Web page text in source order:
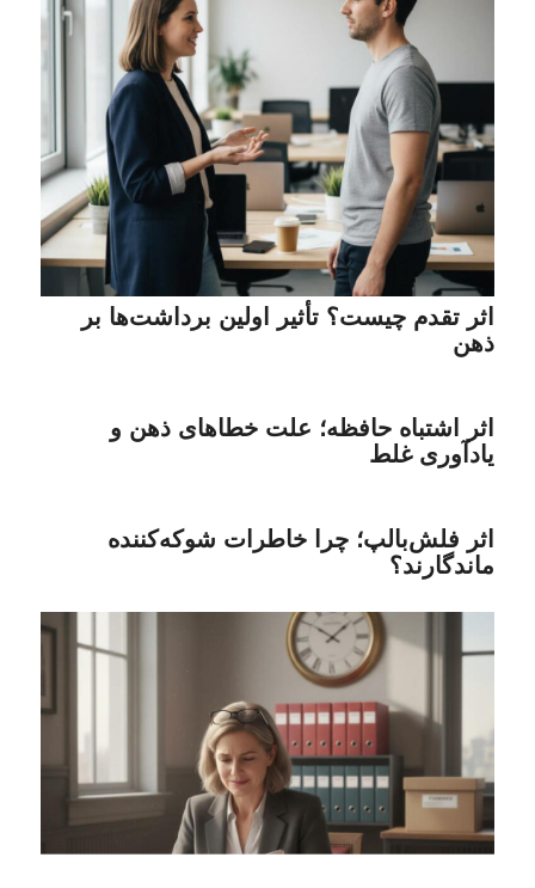
اثر تقدم چیست؟ تأثیر اولین برداشت‌ها بر
ذهن
اثر اشتباه حافظه؛ علت خطاهای ذهن و
یادآوری غلط
اثر فلش‌بالپ؛ چرا خاطرات شوکه‌کننده
ماندگارند؟